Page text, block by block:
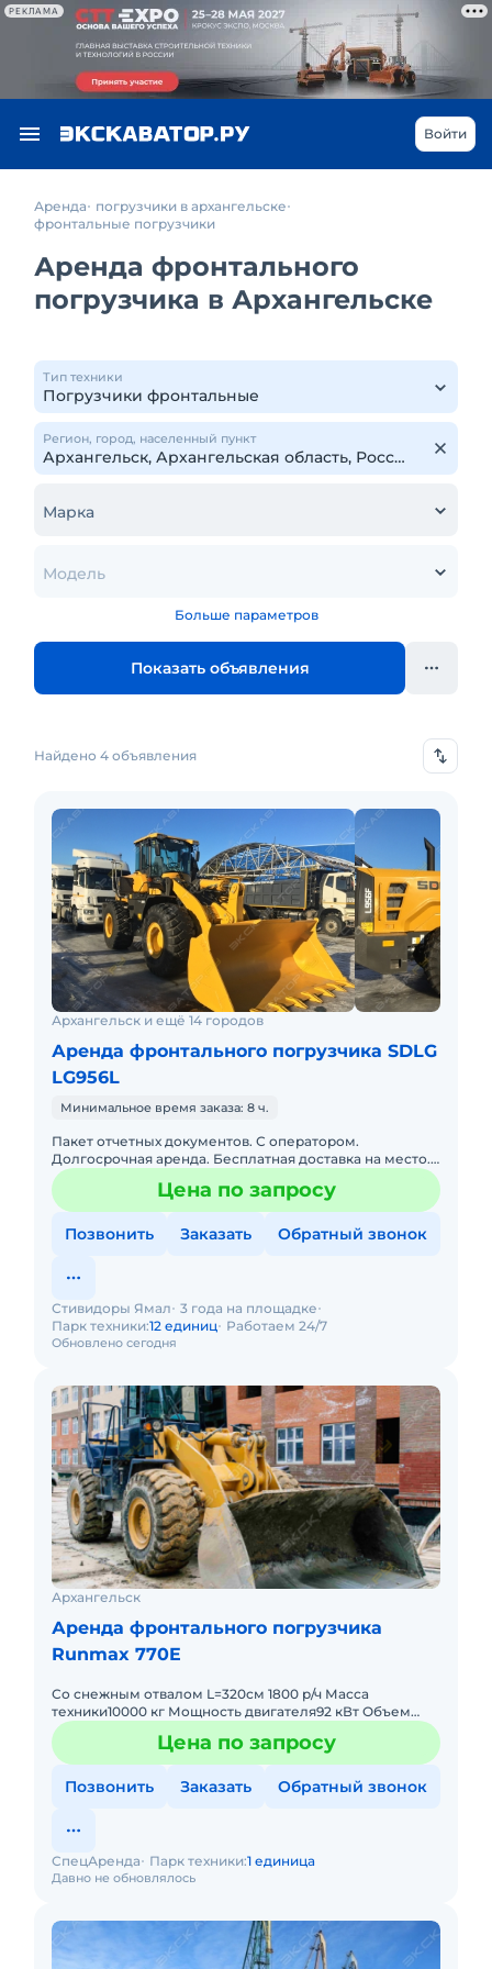
РЕКЛАМА
Войти
Аренда
погрузчики в архангельске
фронтальные погрузчики
Аренда фронтального
погрузчика в Архангельске
Тип техники
Регион, город, населенный пункт
Марка
Модель
Больше параметров
Показать объявления
Найдено 4 объявления
Архангельск и ещё 14 городов
Аренда фронтального погрузчика SDLG
LG956L
Минимальное время заказа: 8 ч.
Пакет отчетных документов. С оператором.
Долгосрочная аренда. Бесплатная доставка на место.
Техника с малой наработкой.
Цена по запросу
Позвонить Заказать Обратный звонок
Обновлено сегодня
Стивидоры Ямал 3 года на площадке
Парк техники:12 единиц Работаем 24/7
Архангельск
Аренда фронтального погрузчика
Runmax 770E
Со снежным отвалом L=320см 1800 р/ч Масса
техники10000 кг Мощность двигателя92 кВт Объем
ковша1,8 куб. м Общая длина (с ковшом на земле)6935
мм Общая высотЦена по запросу
Позвонить Заказать Обратный звонок
Давно не обновлялось
СпецАренда Парк техники:1 единица